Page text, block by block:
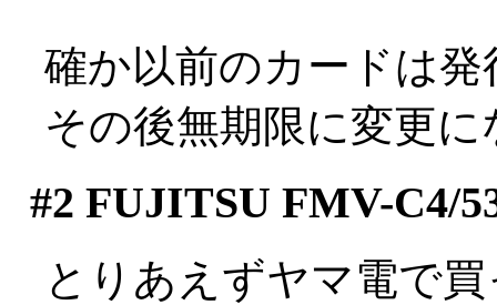
確か以前のカードは
その後無期限に変更
#2 FUJITSU FMV-C4/
とりあえずヤマ電で